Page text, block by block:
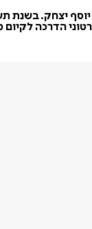
יצחק.
הדרכה